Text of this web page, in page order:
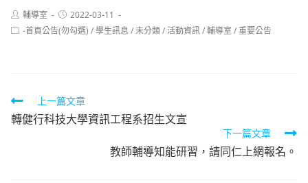
Post
author:
輔導室
Post
published:
2022-03-11
Post-首頁公告(勿勾選) /學生訊息 /未分類/活動資訊/輔導室 /重要公告
Read
more
上一篇文章
轉健行科技大學資訊工程系招生文宣
下一篇文章
教師輔導知能研習，請同仁上網報名。